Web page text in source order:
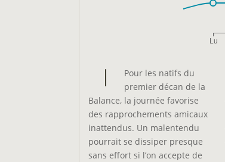
Lu
Pour les natifs du
premier décan de la
Balance, la journée favorise
des rapprochements amicaux
inattendus. Un malentendu
pourrait se dissiper presque
sans effort si l’on accepte de